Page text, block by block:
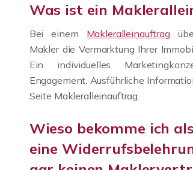
Was ist ein
Bei einem Makleralleinauftrag
Makler die Vermarktung Ihrer
Ein individuelles
Engagement. Ausführliche
Seite Makleralleinauftrag.
Wieso bekomme ich
eine